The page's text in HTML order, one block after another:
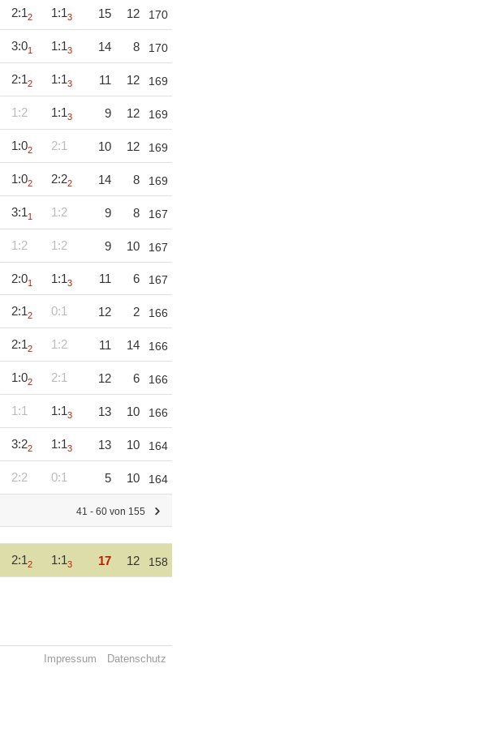
2:12 1:13 15 12 170
3:01 1:13 14 8 170
2:12 1:13 11 12 169
1:2 1:13 9 12 169
1:02 2:1 10 12 169
1:02 2:22 14 8 169
3:11 1:2 9 8 167
1:2 1:2 9 10 167
2:01 1:13 11 6 167
2:12 0:1 12 2 166
2:12 1:2 11 14 166
1:02 2:1 12 6 166
1:1 1:13 13 10 166
3:22 1:13 13 10 164
2:2 0:1 5 10 164
41 - 60 von 155
2:12 1:13 17 12 158
Impressum Datenschutz